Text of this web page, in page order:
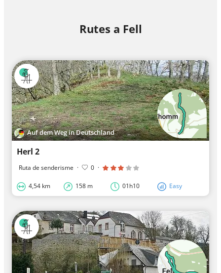
Rutes a Fell
Auf dem Weg in Deutschland
Herl 2
Ruta de senderisme · 0 ·
4,54 km 158 m 01h10 Easy